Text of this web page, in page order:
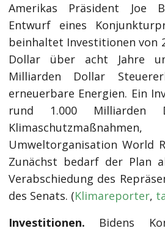
Amerikas Präsident Joe
Entwurf eines
beinhaltet Investitionen von
Dollar über acht Jahre
Milliarden Dollar
erneuerbare Energien. Ein
rund 1.000
Umweltorganisation World
Zunächst bedarf der Plan
Verabschiedung des
des Senats. (Klimareporter,
Investitionen. Bidens